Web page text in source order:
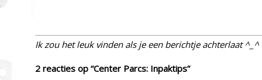
Ik zou het leuk vinden als je een berichtje achterlaat ^_^
2 reacties op “Center Parcs: Inpaktips”